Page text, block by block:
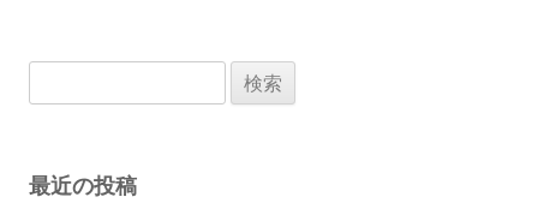
ョ
索:
最近の投稿